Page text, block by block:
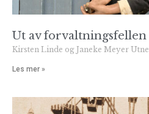
Ut av forvaltningsfellen
Kirsten Linde og Janeke Meyer Utne
Les mer »